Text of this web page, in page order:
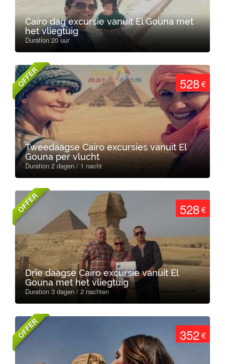
Caïro dag excursie vanuit El Gouna met
het vliegtuig
Duration 20 uur
OFFER 528€
Tweedaagse Cairo excursies vanuit El
Gouna per vlucht
Duration 2 dagen / 1 nacht
OFFER 528€
Drie daagse Caïro excursie vanuit El
Gouna met het vliegtuig
Duration 3 dagen / 2 nachten
OFFER 352€